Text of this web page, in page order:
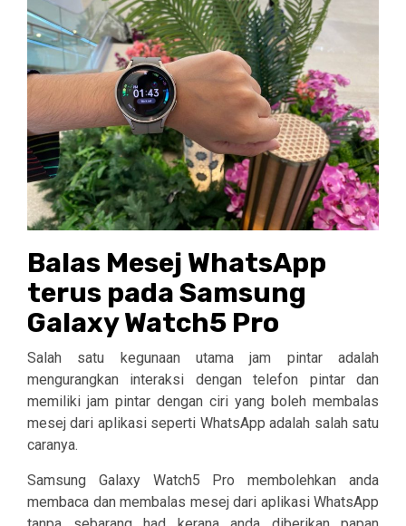
Balas Mesej WhatsApp
terus pada Samsung
Galaxy Watch5 Pro
Salah satu kegunaan utama jam pintar adalah
mengurangkan interaksi dengan telefon pintar dan
memiliki jam pintar dengan ciri yang boleh membalas
mesej dari aplikasi seperti WhatsApp adalah salah satu
caranya.
Samsung Galaxy Watch5 Pro membolehkan anda
membaca dan membalas mesej dari aplikasi WhatsApp